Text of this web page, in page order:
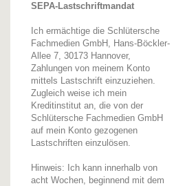
SEPA-Lastschriftmandat
Ich ermächtige die Schlütersche
Fachmedien GmbH, Hans-Böckler-
Allee 7, 30173 Hannover,
Zahlungen von meinem Konto
mittels Lastschrift einzuziehen.
Zugleich weise ich mein
Kreditinstitut an, die von der
Schlütersche Fachmedien GmbH
auf mein Konto gezogenen
Lastschriften einzulösen.
Hinweis: Ich kann innerhalb von
acht Wochen, beginnend mit dem